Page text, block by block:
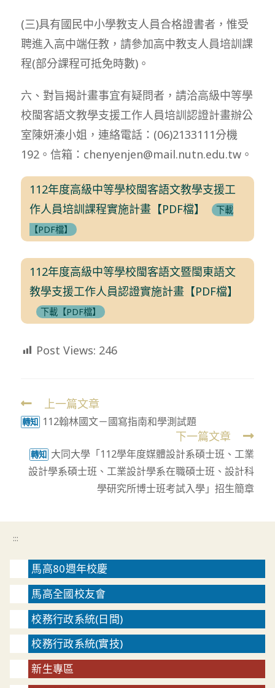
(三)具有國民中小學教支人員合格證書者，惟受
聘進入高中端任教，請參加高中教支人員培訓課
程(部分課程可抵免時數)。
六、對旨揭計畫事宜有疑問者，請洽高級中等學
校閩客語文教學支援工作人員培訓認證計畫辦公
室陳妍溱小姐，連絡電話：(06)2133111分機
192。信箱：chenyenjen@mail.nutn.edu.tw。
112年度高級中等學校閩客語文教學支援工
作人員培訓課程實施計畫【PDF檔】
下載
【PDF檔】
112年度高級中等學校閩客語文暨閩東語文
教學支援工作人員認證實施計畫【PDF檔】
下載【PDF檔】
Post Views: 246
Read
more
上一篇文章
轉知 112翰林國文－國寫指南和學測試題
下一篇文章
轉知 大同大學「112學年度媒體設計系碩士班、工業
設計學系碩士班、工業設計學系在職碩士班、設計科
學研究所博士班考試入學」招生簡章
:::
馬高80週年校慶
馬高全國校友會
校務行政系統(日間)
校務行政系統(實技)
新生專區